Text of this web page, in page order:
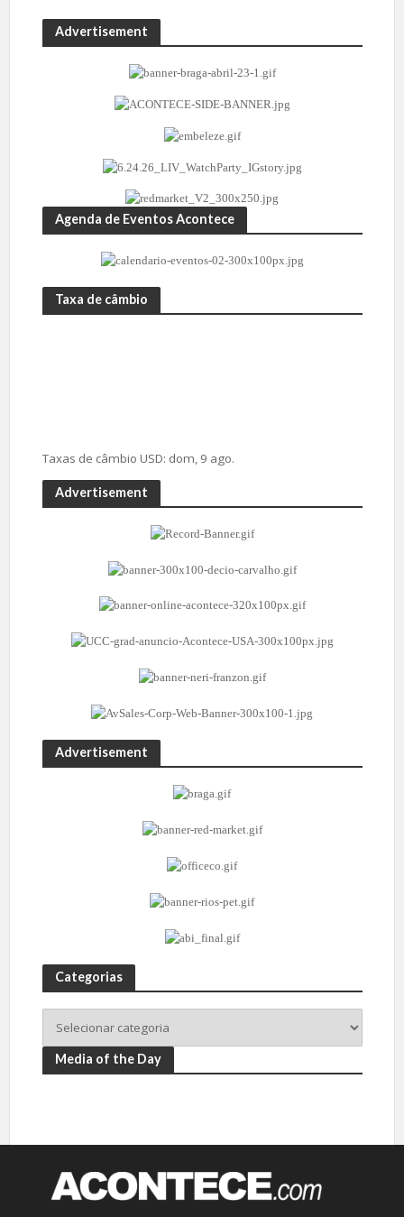
Advertisement
Agenda de Eventos Acontece
Taxa de câmbio
Taxas de câmbio USD: dom, 9 ago.
Advertisement
Advertisement
Categorias
Media of the Day